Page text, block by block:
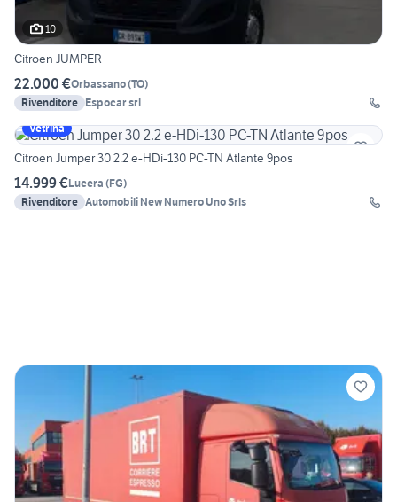
10
Citroen JUMPER
22.000 €Orbassano(TO)
Rivenditore Espocar srl
Vetrina
Citroen Jumper 30 2.2 e-HDi-130 PC-TN Atlante 9pos
14.999 €Lucera (FG)
Rivenditore Automobili New Numero Uno Srls